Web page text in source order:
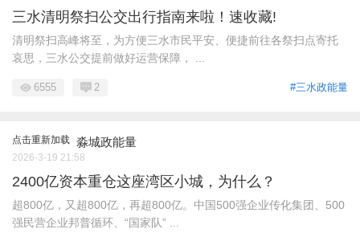
三水清明祭扫公交出行指南来啦！速收藏!
清明祭扫高峰将至，为方便三水市民平安、便捷前往各祭扫点寄托
哀思，三水公交提前做好运营保障， ...
#三水政能量
6555 2
点击重新加载 淼城政能量
2026-3-19 21:58
2400亿资本重仓这座湾区小城，为什么？
超800亿，又超800亿，再超800亿。中国500强企业传化集团、500
强民营企业邦普循环、“国家队” ...